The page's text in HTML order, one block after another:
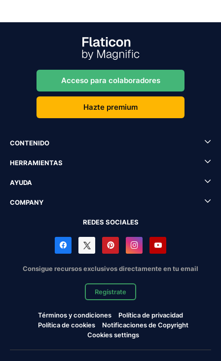
Acceso para colaboradores
Hazte premium
CONTENIDO
HERRAMIENTAS
AYUDA
COMPANY
REDES SOCIALES
Consigue recursos exclusivos directamente en tu email
Regístrate
Términos y condiciones
Política de privacidad
Política de cookies
Notificaciones de Copyright
Cookies settings